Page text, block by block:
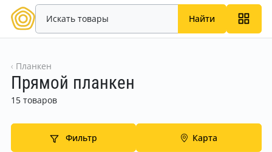
Найти
Планкен
Прямой планкен
15 товаров
Фильтр Карта